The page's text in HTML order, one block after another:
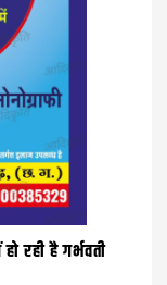
रही है गर्भवती